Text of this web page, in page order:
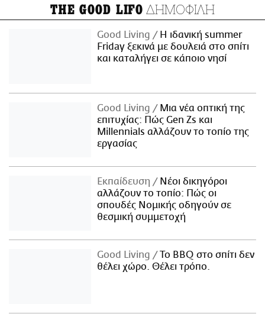
THE GOOD LIFO ΔΗΜΟΦΙΛΗ
Good Living
Η ιδανική summer
Friday ξεκινά με δουλειά στο σπίτι
και καταλήγει σε κάποιο νησί
Good Living
Μια νέα οπτική της
επιτυχίας: Πώς Gen Zs και
Millennials αλλάζουν το τοπίο της
εργασίας
Εκπαίδευση
Νέοι δικηγόροι
αλλάζουν το τοπίο: Πώς οι
σπουδές Νομικής οδηγούν σε
θεσμική συμμετοχή
Good Living
Το BBQ στο σπίτι δεν
θέλει χώρο. Θέλει τρόπο.